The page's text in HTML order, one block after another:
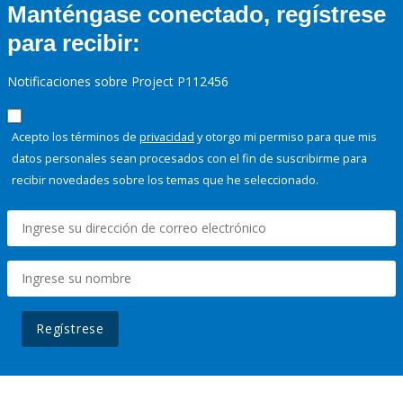
Manténgase conectado, regístrese
para recibir:
Notificaciones sobre Project P112456
Acepto los términos de privacidad y otorgo mi permiso para que mis
datos personales sean procesados con el fin de suscribirme para
recibir novedades sobre los temas que he seleccionado.
Regístrese